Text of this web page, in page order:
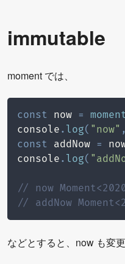
immutable
moment では、
const now =
console . log( "now" ,
const addNow =
console . log(
// now
// addNow
などとすると、now も変